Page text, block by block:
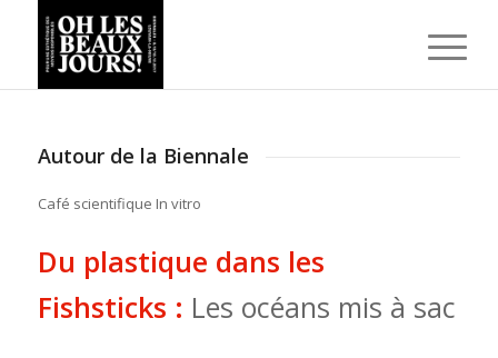
Autour de la Biennale
Café scientifique In vitro
Du plastique dans les
Fishsticks : Les océans mis à sac